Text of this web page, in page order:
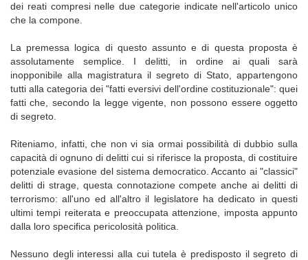
dei reati compresi nelle due categorie indicate nell'articolo unico
che la compone.
La premessa logica di questo assunto e di questa proposta è
assolutamente semplice. I delitti, in ordine ai quali sarà
inopponibile alla magistratura il segreto di Stato, appartengono
tutti alla categoria dei "fatti eversivi dell'ordine costituzionale": quei
fatti che, secondo la legge vigente, non possono essere oggetto
di segreto.
Riteniamo, infatti, che non vi sia ormai possibilità di dubbio sulla
capacità di ognuno di delitti cui si riferisce la proposta, di costituire
potenziale evasione del sistema democratico. Accanto ai "classici"
delitti di strage, questa connotazione compete anche ai delitti di
terrorismo: all'uno ed all'altro il legislatore ha dedicato in questi
ultimi tempi reiterata e preoccupata attenzione, imposta appunto
dalla loro specifica pericolosità politica.
Nessuno degli interessi alla cui tutela è predisposto il segreto di